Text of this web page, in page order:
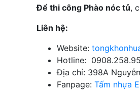
Để thi công Phào nóc tủ,
Liên hệ:
Website: t
Hotline:
Địa chỉ: 398A
Fanpage: Tấm nhựa